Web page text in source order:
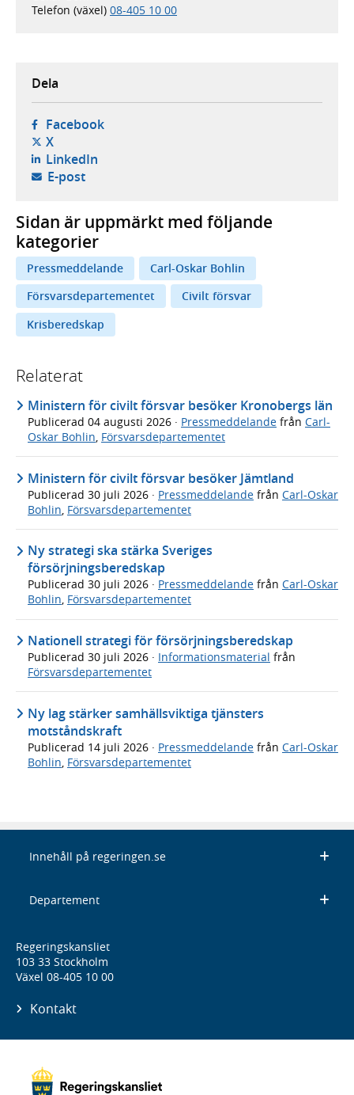
Telefon (växel) 08-405 10 00
Dela
Facebook- öppnas i ny flik, extern webbplats,
X- öppnas i ny flik, extern webbplats,
LinkedIn- öppnas i ny flik, extern webbplats,
E-post- öppnar din e-postklient,
Sidan är uppmärkt med följande
kategorier
Pressmeddelande
Carl-Oskar Bohlin
Försvarsdepartementet
Civilt försvar
Krisberedskap
Relaterat
Ministern för civilt försvar besöker Kronobergs län
Publicerad 04 augusti 2026 · Pressmeddelande från Carl-
Oskar Bohlin, Försvarsdepartementet
Ministern för civilt försvar besöker Jämtland
Publicerad 30 juli 2026 · Pressmeddelande från Carl-Oskar
Bohlin Försvarsdepartementet
Ny strategi ska stärka Sveriges
försörjningsberedskap
Publicerad 30 juli 2026 · Pressmeddelande från Carl-Oskar
Bohlin, Försvarsdepartementet
Nationell strategi för försörjningsberedskap
Publicerad 30 juli 2026 · Informationsmaterial från
Försvarsdepartementet
Ny lag stärker samhällsviktiga tjänsters
motståndskraft
Publicerad 14 juli 2026 · Pressmeddelande från Carl-Oskar
Bohlin Försvarsdepartementet
Innehåll på regeringen.se
Departement
Regeringskansliet
103 33 Stockholm
Växel 08-405 10 00
Kontakt